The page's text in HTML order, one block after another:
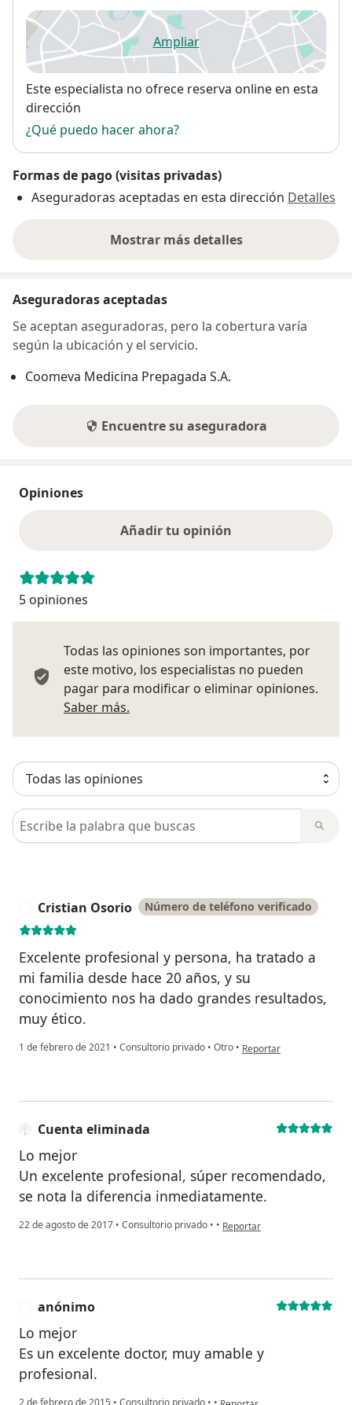
Ampliarse abre en una nueva
Disponibilidad
Este especialista no ofrece reserva online en esta
dirección
¿Qué puedo hacer ahora?
Formas de pago (visitas privadas)
Aseguradoras aceptadas en esta dirección Detalles
Mostrar más detalles
sobre la dirección
Aseguradoras aceptadas
Se aceptan aseguradoras, pero la cobertura varía
según la ubicación y el servicio.
Coomeva Medicina Prepagada S.A.
Encuentre su aseguradora
Opiniones
Añadir tu opinión
5 opiniones
Todas las opiniones son importantes, por
este motivo, los especialistas no pueden
pagar para modificar o eliminar opiniones.
Saber más.
Busca en opiniones
Cristian Osorio Número de teléfono verificado
Excelente profesional y persona, ha tratado a
mi familia desde hace 20 años, y su
conocimiento nos ha dado grandes resultados,
muy ético.
1 de febrero de 2021 • Consultorio privado • Otro • en opinión del usuario
Reportar
Cuenta eliminada
Lo mejor
Un excelente profesional, súper recomendado,
se nota la diferencia inmediatamente.
22 de agosto de 2017 • Consultorio privado • • en opinión del usuario
Reportar
anónimo
Lo mejor
Es un excelente doctor, muy amable y
profesional.
en opinión del usuario